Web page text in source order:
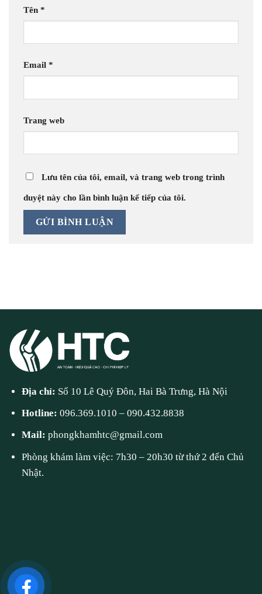
Tên *
Email *
Trang web
Lưu tên của tôi, email, và trang web trong trình
duyệt này cho lần bình luận kế tiếp của tôi.
Địa chỉ: Số 10 Lê Quý Đôn, Hai Bà Trưng, Hà Nội
Hotline:096.369.1010 –090.432.8838
Mail:phongkhamhtc@gmail.com
Phòng khám làm việc: 7h30 – 20h30 từ thứ 2 đến Chủ
Nhật.